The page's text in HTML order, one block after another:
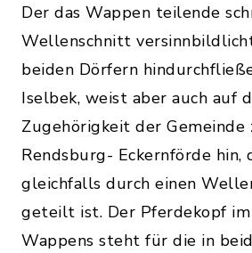
Der das Wappen teilende
Wellenschnitt
beiden Dörfern
Iselbek, weist aber auch auf
Zugehörigkeit der Gemeinde
Rendsburg- Eckernförde hin,
gleichfalls durch einen
geteilt ist. Der Pferdekopf
Wappens steht für die in